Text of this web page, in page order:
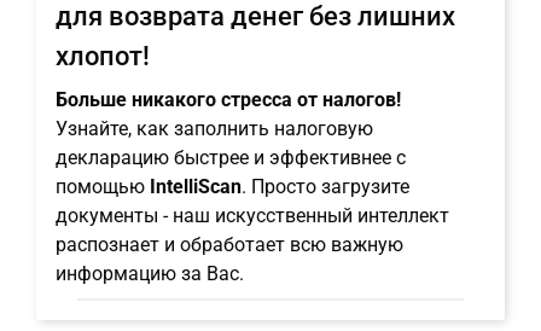
для возврата денег без лишних
хлопот!
Больше никакого стресса от налогов!
Узнайте, как заполнить налоговую
декларацию быстрее и эффективнее с
помощью IntelliScan. Просто загрузите
документы - наш искусственный интеллект
распознает и обработает всю важную
информацию за Вас.